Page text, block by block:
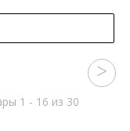
1 - 16 из 30